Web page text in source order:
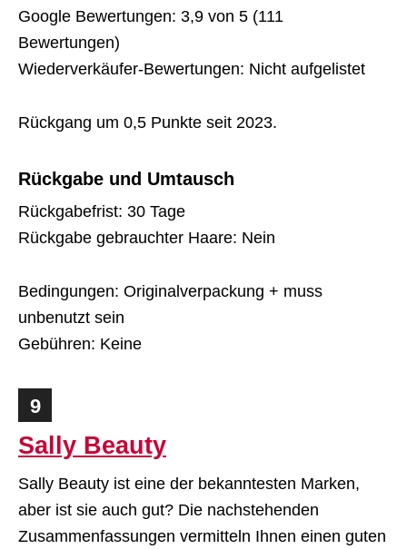
Google Bewertungen: 3,9 von 5 (111
Bewertungen)
Wiederverkäufer-Bewertungen: Nicht aufgelistet
Rückgang um 0,5 Punkte seit 2023.
Rückgabe und Umtausch
Rückgabefrist: 30 Tage
Rückgabe gebrauchter Haare: Nein
Bedingungen: Originalverpackung + muss
unbenutzt sein
Gebühren: Keine
9
Sally Beauty
Sally Beauty ist eine der bekanntesten Marken,
aber ist sie auch gut? Die nachstehenden
Zusammenfassungen vermitteln Ihnen einen guten